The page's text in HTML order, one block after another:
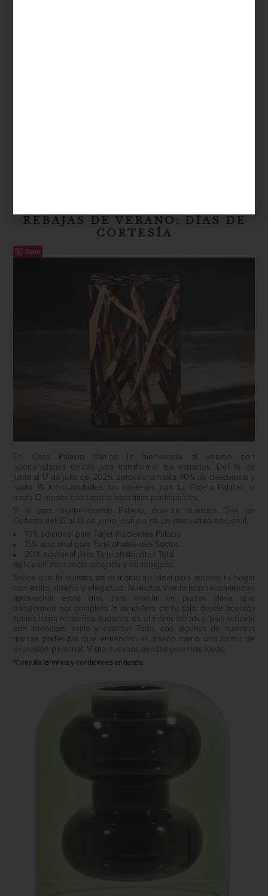
REBAJAS DE VERANO: DÍAS DE
CORTESÍA
Save
En Casa Palacio damos la bienvenida al verano con
oportunidades únicas para transformar tus espacios. Del 16 de
junio al 17 de julio de 2025, aprovecha hasta 40% de descuento y
hasta 15 mensualidades sin intereses con tu Tarjeta Palacio, o
hasta 12 meses con tarjetas bancarias participantes.
Y si eres tarjetahabiente Palacio, durante nuestros Días de
Cortesía del 16 al 18 de junio, disfruta de un descuento adicional:
10% adicional para Tarjetahabientes Palacio
15% adicional para Tarjetahabientes Socios
20% adicional para Tarjetahabientes Total
Aplica en mercancía rebajada y no rebajada.
Sabes que lo quieres, es el momento ideal para renovar tu hogar
con estilo, diseño y elegancia. Nuestros interioristas recomiendan
aprovechar estos días para invertir en piezas clave que
transformen por completo la atmósfera de tu sala: desde acentos
sutiles hasta rediseños audaces, es el momento ideal para renovar
con intención, estilo y carácter. Todo, con algunas de nuestras
marcas preferidas que entienden el diseño como una forma de
expresión personal. Visita nuestras tiendas para mas ideas.
*Consulta términos y condiciones en tienda.